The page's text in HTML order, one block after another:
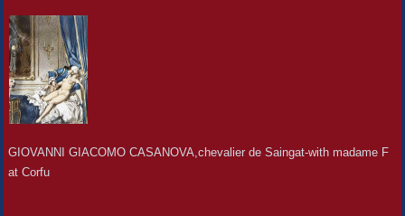
GIOVANNI GIACOMO CASANOVA,chevalier de Saingat-with madame F
at Corfu